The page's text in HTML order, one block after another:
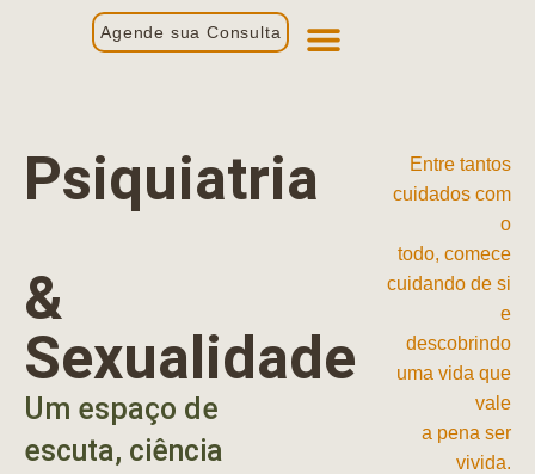
Agende sua Consulta
Psiquiatria
&
Sexualidade
Um espaço de
escuta, ciência
Entre tantos
cuidados com
o
todo, comece
cuidando de si
e
descobrindo
uma vida que
vale
a pena ser
vivida.